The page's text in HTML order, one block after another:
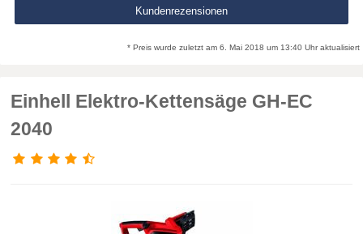
Kundenrezensionen
* Preis wurde zuletzt am 6. Mai 2018 um 13:40 Uhr aktualisiert
Einhell Elektro-Kettensäge GH-EC
2040